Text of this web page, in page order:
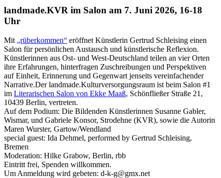
landmade.KVR im Salon am 7. Juni 2026, 16-18
Uhr
Mit „rüberkommen“ eröffnet Künstlerin Gertrud Schleising einen
Salon für persönlichen Austausch und künstlerische Reflexion.
Künstlerinnen aus Ost- und West-Deutschland teilen an vier Orten
ihre Erfahrungen, hinterfragen Zuschreibungen und Perspektiven
auf Einheit, Erinnerung und Gegenwart jenseits vereinfachender
Narrative.Der landmade.Kulturversorgungsraum ist beim Salon #1
im Literarischen Salon von Ekke Maaß, Schönfließer Straße 21,
10439 Berlin, vertreten.
Auf dem Podium: Die Bildenden Künstlerinnen Susanne Gabler,
Wismar, und Gabriele Konsor, Strodehne (KVR), sowie die Autorin
Maren Wurster, Gartow/Wendland
special guest: Ida Dehmel, performed by Gertrud Schleising,
Bremen
Moderation: Hilke Grabow, Berlin, rbb
Eintritt frei, Spenden willkommen.
Um Anmeldung wird gebeten: d-k-g@gmx.net